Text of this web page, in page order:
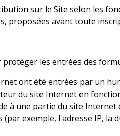
sur le Site selon les
proposées avant toute
protéger les entrées des
ont été entrées par un
du site Internet en
à une partie du site Internet
exemple, l'adresse IP, la